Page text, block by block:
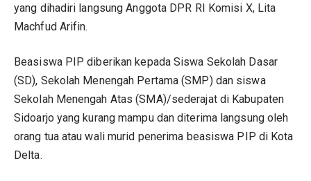
yang dihadiri langsung Anggota DPR RI Komisi X, Lita
Machfud Arifin.
Beasiswa PIP diberikan kepada Siswa Sekolah Dasar
(SD), Sekolah Menengah Pertama (SMP) dan siswa
Sekolah Menengah Atas (SMA)/sederajat di Kabupaten
Sidoarjo yang kurang mampu dan diterima langsung oleh
orang tua atau wali murid penerima beasiswa PIP di Kota
Delta.